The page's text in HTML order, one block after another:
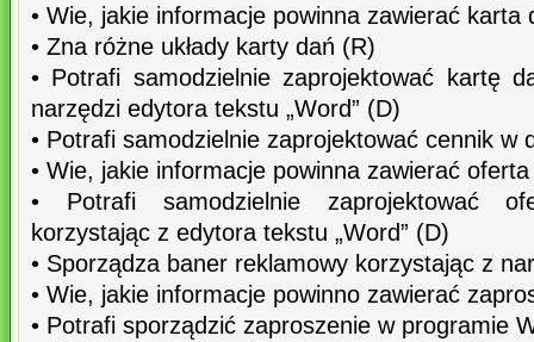
• Wie, jakie informacje powinna zawierać karta
• Zna różne układy karty dań (R)
• Potrafi samodzielnie zaprojektować kartę
narzędzi edytora tekstu „Word” (D)
• Potrafi samodzielnie zaprojektować cennik w
• Wie, jakie informacje powinna zawierać
• Potrafi samodzielnie zaprojektować
korzystając z edytora tekstu „Word” (D)
• Sporządza baner reklamowy korzystając z
• Wie, jakie informacje powinno zawierać
• Potrafi sporządzić zaproszenie w programie